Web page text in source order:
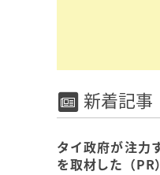
新着記事
タイ政府が注力
を取材した（PR）